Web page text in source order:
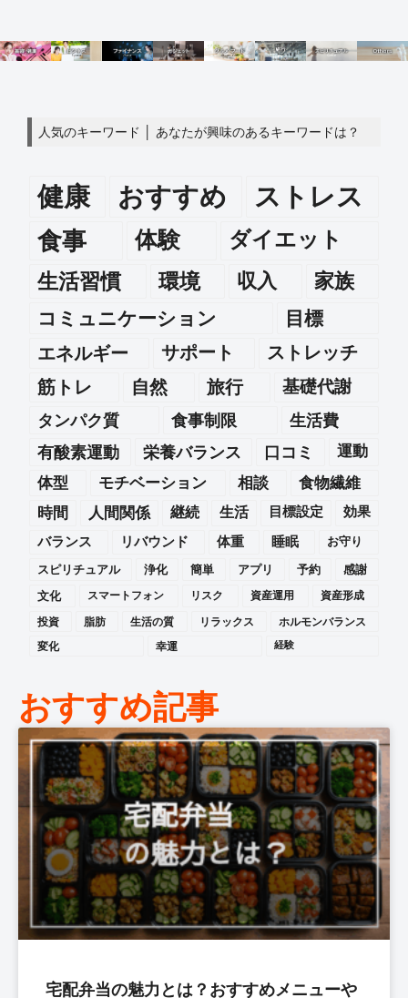
人気のキーワード │ あなたが興味のあるキーワードは？
健康 おすすめ ストレス
食事 体験
ダイエット
生活習慣
環境 収入 家族
コミュニケーション
目標
エネルギー
サポート
ストレッチ
筋トレ
自然 旅行 基礎代謝
タンパク質 食事制限
生活費
有酸素運動
栄養バランス 口コミ
運動
体型
モチベーション 相談
食物繊維
時間
人間関係 継続 生活 目標設定
効果
バランス
リバウンド 体重 睡眠
お守り
スピリチュアル
浄化 簡単 アプリ 予約
感謝
文化
スマートフォン リスク 資産運用
資産形成
投資
脂肪 生活の質 リラックス
ホルモンバランス
変化
幸運 経験
おすすめ記事
宅配弁当の魅力とは？おすすめメニューや